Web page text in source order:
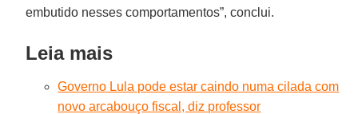
embutido nesses comportamentos”, conclui.
Leia mais
Governo Lula pode estar caindo numa cilada com
novo arcabouço fiscal, diz professor